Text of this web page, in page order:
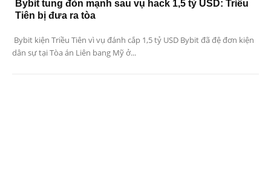
Bybit tung đòn mạnh sau vụ hack 1,5 tỷ USD: Triều
Tiên bị đưa ra tòa
Bybit kiện Triều Tiên vì vụ đánh cắp 1,5 tỷ USD Bybit đã đệ đơn kiện
dân sự tại Tòa án Liên bang Mỹ ở...